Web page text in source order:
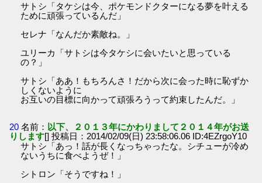
サトシ「タケシは今、ポケモンドクターになる夢を叶える
ために頑張っているんだ」
セレナ「なんだか素敵ね。」
ユリーカ「サトシは今タケシに会いたいと思っている
の？」
サトシ「ああ！もちろんさ！だから次に会った時に恥ずか
しくないように
お互いの目標に向かって頑張ろうって約束したんだ。」
20 名前： 以下、２０１３年にかわりまして２０１４年がお送
りします[] 投稿日：2014/02/09(日) 23:58:06.06 ID:4EZrgoY10
サトシ「あっ！話が長くなっちゃったな。シチューが冷め
ないうちに食べようぜ！」
シトロン「そうですね！」